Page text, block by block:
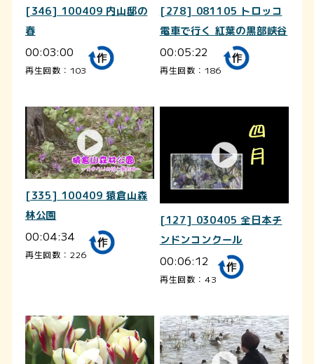
[346] 100409 内山邸の
春
00:03:00
再生回数：103
[278] 081105 トロッコ
電車で行く 紅葉の黒部峡谷
00:05:22
再生回数：186
[335] 100409 猿倉山森
林公園
00:04:34
再生回数：226
[127] 030405 全日本チ
ンドンコンクール
00:06:12
再生回数：43